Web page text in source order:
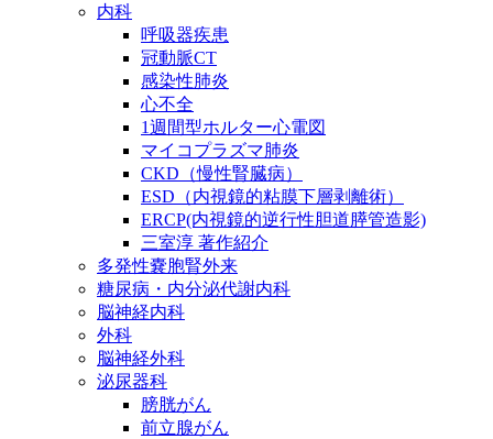
内科
呼吸器疾患
冠動脈CT
感染性肺炎
心不全
1週間型ホルター心電図
マイコプラズマ肺炎
CKD（慢性腎臓病）
ESD（内視鏡的粘膜下層剥離術）
ERCP(内視鏡的逆行性胆道膵管造影)
三室淳 著作紹介
多発性嚢胞腎外来
糖尿病・内分泌代謝内科
脳神経内科
外科
脳神経外科
泌尿器科
膀胱がん
前立腺がん